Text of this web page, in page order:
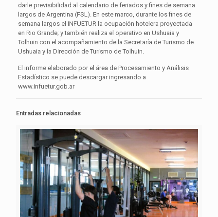
darle previsibilidad al calendario de feriados y fines de semana
largos de Argentina (FSL). En este marco, durante los fines de
semana largos el INFUETUR la ocupación hotelera proyectada
en Rio Grande; y también realiza el operativo en Ushuaia y
Tolhuin con el acompañamiento de la Secretaría de Turismo de
Ushuaia y la Dirección de Turismo de Tolhuin.
El informe elaborado por el área de Procesamiento y Análisis
Estadístico se puede descargar ingresando a
www.infuetur.gob.ar
Entradas relacionadas